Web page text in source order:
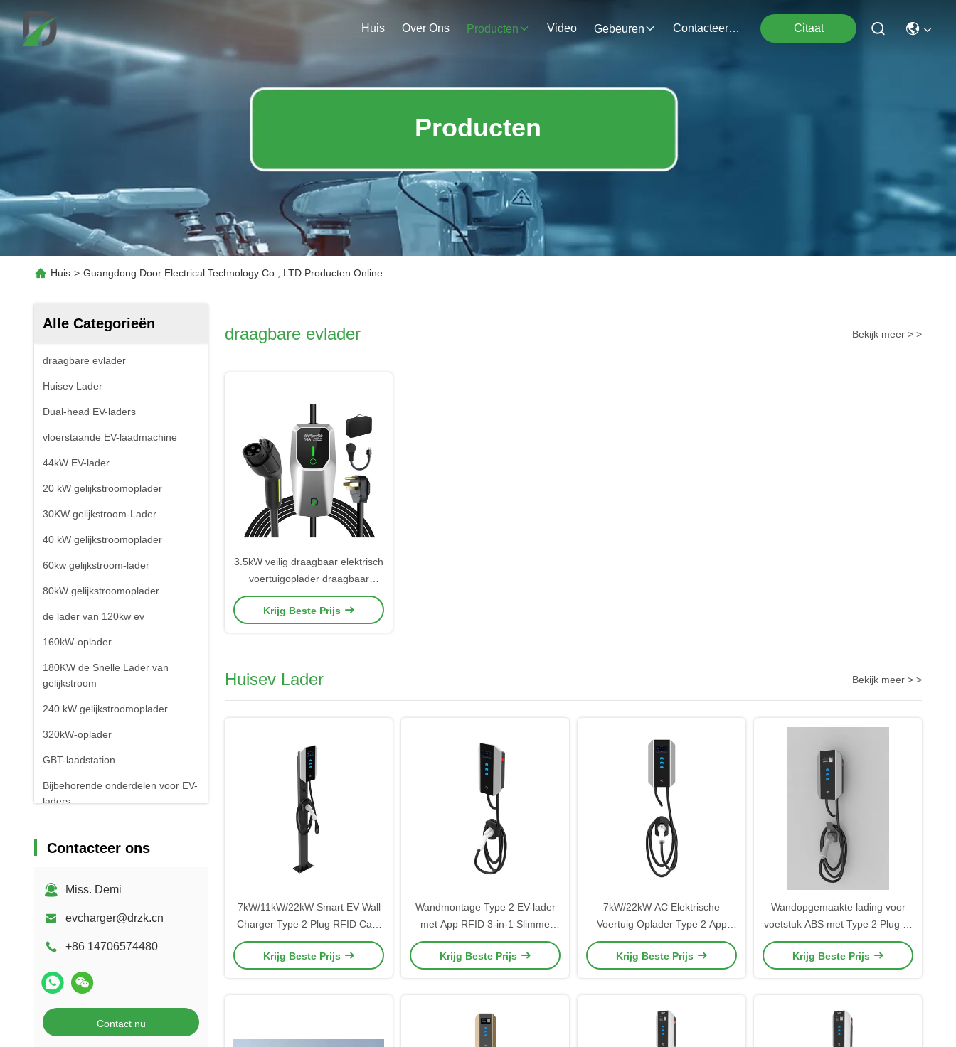
Huis Over Ons Producten Video Gebeuren Contacteer Ons Citaat
Producten
Huis > Guangdong Door Electrical Technology Co., LTD Producten Online
Alle Categorieën
draagbare evlader
Huisev Lader
Dual-head EV-laders
vloerstaande EV-laadmachine
44kW EV-lader
20 kW gelijkstroomoplader
30KW gelijkstroom-Lader
40 kW gelijkstroomoplader
60kw gelijkstroom-lader
80kW gelijkstroomoplader
de lader van 120kw ev
160kW-oplader
180KW de Snelle Lader van
gelijkstroom
240 kW gelijkstroomoplader
320kW-oplader
GBT-laadstation
Bijbehorende onderdelen voor EV-
laders
Contacteer ons
Miss. Demi
evcharger@drzk.cn
+86 14706574480
Contact nu
draagbare evlader Bekijk meer > >
3.5kW veilig draagbaar elektrisch
voertuigoplader draagbaar
niveau 1 Ev-oplader type 2
Krijg Beste Prijs
Huisev Lader Bekijk meer > >
7kW/11kW/22kW Smart EV Wall
Charger Type 2 Plug RFID Card
Access Mobile App IP65
Beschermingsniveau
Krijg Beste Prijs
Wandmontage Type 2 EV-lader
met App RFID 3-in-1 Slimme
Laadpaal 7kW / 11kW / 22kW
Krijg Beste Prijs
7kW/22kW AC Elektrische
Voertuig Oplader Type 2 App
RFID Bescherming Niveau IP65
Verwerkingstechnologie UV-
Krijg Beste Prijs
Wandopgemaakte lading voor
voetstuk ABS met Type 2 Plug 3-
in-1 RFID App LCD Screen
OCPP Ready
Krijg Beste Prijs